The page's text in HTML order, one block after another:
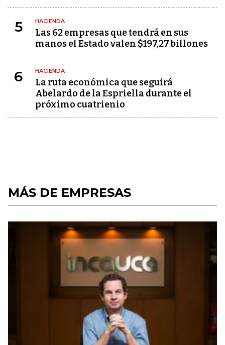
5 HACIENDA
Las 62 empresas que tendrá en sus
manos el Estado valen $197,27 billones
6 HACIENDA
La ruta económica que seguirá
Abelardo de la Espriella durante el
próximo cuatrienio
MÁS DE EMPRESAS